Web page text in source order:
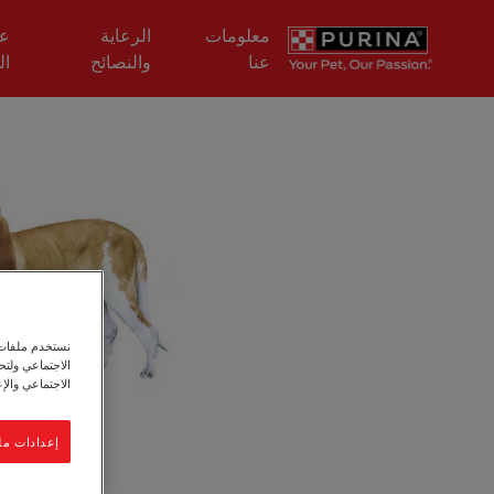
معلومات
عنا
الرعاية
والنصائح
نستخدم
الاجتماعي
الاجتماعي
إعدادات